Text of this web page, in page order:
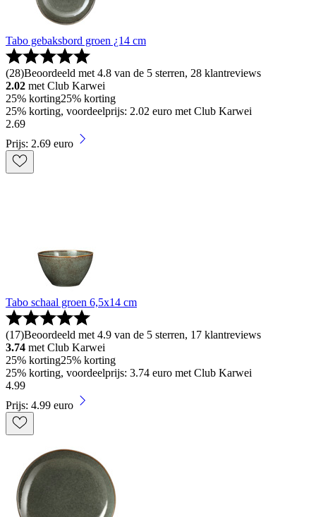
Tabo gebaksbord groen ¿14 cm
(28)Beoordeeld met 4.8 van de 5 sterren, 28 klantreviews
2.02 met Club Karwei
25% korting25% korting
25% korting, voordeelprijs: 2.02 euro met Club Karwei
2.69
Prijs: 2.69 euro
Tabo schaal groen 6,5x14 cm
(17)Beoordeeld met 4.9 van de 5 sterren, 17 klantreviews
3.74 met Club Karwei
25% korting25% korting
25% korting, voordeelprijs: 3.74 euro met Club Karwei
4.99
Prijs: 4.99 euro